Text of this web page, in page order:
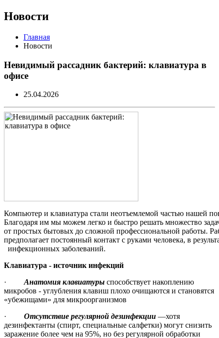
Новости
Главная
Новости
Невидимый рассадник бактерий: клавиатура в
офисе
25.04.2026
Компьютер и клавиатура стали неотъемлемой частью
Благодаря им мы можем легко и быстро решать множество
от простых бытовых до сложной профессиональной
предполагает постоянный контакт с руками человека, в
инфекционных заболеваний.
Клавиатура - источник инфекций
· Анатомия клавиатуры способствует накоплению
микробов - углубления клавиш плохо очищаются и становятся
«убежищами» для микроорганизмов
· Отсутствие регулярной дезинфекции —хотя
дезинфектанты (спирт, специальные салфетки) могут снизить
заражение более чем на 95%, но без регулярной обработки